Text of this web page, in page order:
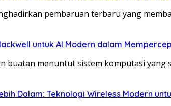
pembaruan terbaru yang
untuk AI Modern dalam
buatan menuntut sistem komputasi
Dalam: Teknologi Wireless Modern